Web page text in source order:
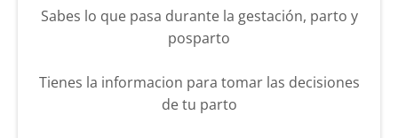
Sabes lo que pasa durante la gestación, parto y
posparto
Tienes la informacion para tomar las decisiones
de tu parto